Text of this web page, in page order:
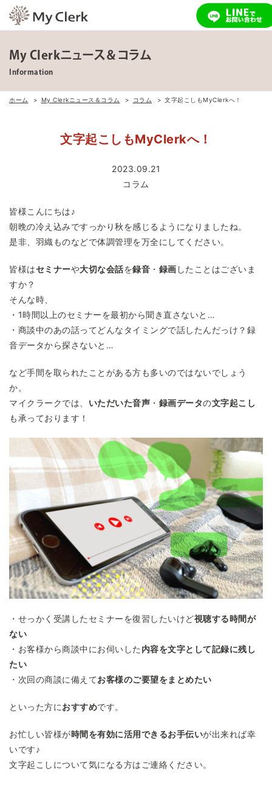
My Clerkニュース＆コラム
Information
ホーム My Clerkニュース＆コラム コラム 文字起こしもMyClerkへ！
文字起こしもMyClerkへ！
2023.09.21
コラム
皆様こんにちは♪
朝晩の冷え込みですっかり秋を感じるようになりましたね。
是非、羽織ものなどで体調管理を万全にしてください。
皆様はセミナーや大切な会話を録音 ・ 録画 したことはございま
すか？
そんな時、
・1時間以上のセミナーを最初から聞き直さないと…
・商談中のあの話ってどんなタイミングで話したんだっけ？録
音データから探さないと…
など手間を取られたことがある方も多いのではないでしょう
か。
マイクラークでは、 いただいた音声 ・ 録画データの文字起こし
も承っております！
・せっかく受講したセミナーを復習したいけど視聴する時間が
ない
・お客様から商談中にお伺いした 内容を文字として記録に残し
たい
・次回の商談に備えてお客様のご要望をまとめたい
といった方におすすめです。
お忙しい皆様が時間を有効に活用できるお手伝いが出来れば幸
いです♪
文字起こしについて気になる方はご連絡ください。